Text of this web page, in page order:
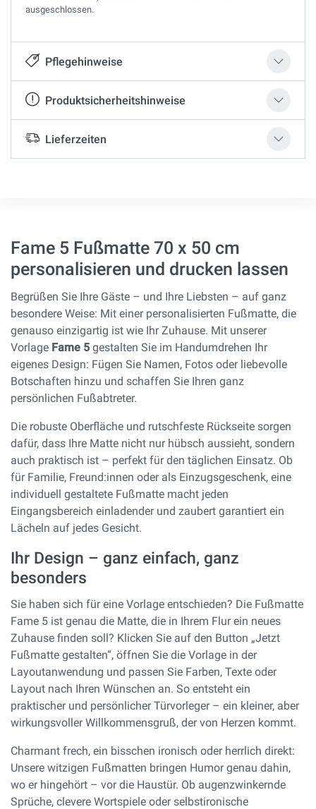
ausgeschlossen.
Pflegehinweise
Produktsicherheitshinweise
Lieferzeiten
Fame 5 Fußmatte 70 x 50 cm
personalisieren und drucken lassen
Begrüßen Sie Ihre Gäste – und Ihre Liebsten – auf ganz
besondere Weise: Mit einer personalisierten Fußmatte, die
genauso einzigartig ist wie Ihr Zuhause. Mit unserer
Vorlage Fame 5 gestalten Sie im Handumdrehen Ihr
eigenes Design: Fügen Sie Namen, Fotos oder liebevolle
Botschaften hinzu und schaffen Sie Ihren ganz
persönlichen Fußabtreter.
Die robuste Oberfläche und rutschfeste Rückseite sorgen
dafür, dass Ihre Matte nicht nur hübsch aussieht, sondern
auch praktisch ist – perfekt für den täglichen Einsatz. Ob
für Familie, Freund:innen oder als Einzugsgeschenk, eine
individuell gestaltete Fußmatte macht jeden
Eingangsbereich einladender und zaubert garantiert ein
Lächeln auf jedes Gesicht.
Ihr Design – ganz einfach, ganz
besonders
Sie haben sich für eine Vorlage entschieden? Die Fußmatte
Fame 5 ist genau die Matte, die in Ihrem Flur ein neues
Zuhause finden soll? Klicken Sie auf den Button „Jetzt
Fußmatte gestalten“, öffnen Sie die Vorlage in der
Layoutanwendung und passen Sie Farben, Texte oder
Layout nach Ihren Wünschen an. So entsteht ein
praktischer und persönlicher Türvorleger – ein kleiner, aber
wirkungsvoller Willkommensgruß, der von Herzen kommt.
Charmant frech, ein bisschen ironisch oder herrlich direkt:
Unsere witzigen Fußmatten bringen Humor genau dahin,
wo er hingehört – vor die Haustür. Ob augenzwinkernde
Sprüche, clevere Wortspiele oder selbstironische